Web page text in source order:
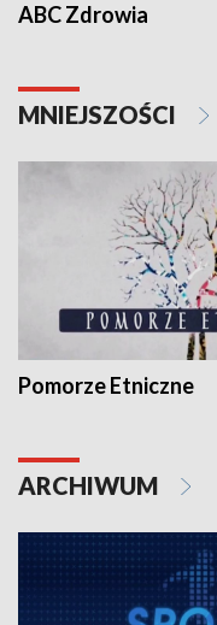
ABC Zdrowia
MNIEJSZOŚCI
Pomorze Etniczne
ARCHIWUM